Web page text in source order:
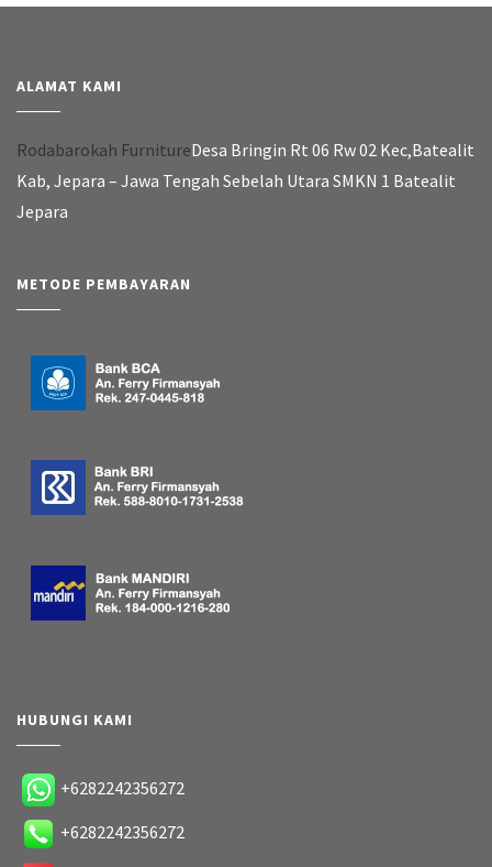
ALAMAT KAMI
Rodabarokah FurnitureDesa Bringin Rt 06 Rw 02 Kec,Batealit
Kab, Jepara – Jawa Tengah Sebelah Utara SMKN 1 Batealit
Jepara
METODE PEMBAYARAN
HUBUNGI KAMI
+6282242356272
+6282242356272